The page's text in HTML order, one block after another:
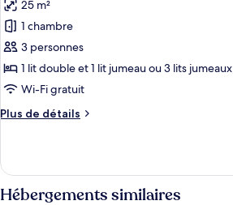
les
photos
pour
ce
type
chambre :
supérieure
25 m²
1 chambre
3 personnes
1 lit double et 1 lit jumeau ou 3 lits jumeaux
Wi-Fi gratuit
Plus de détails
Plus
Chambre
triple
supérieure
Hébergements similaires